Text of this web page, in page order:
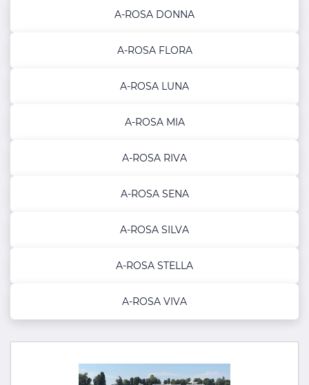
A-ROSA DONNA
A-ROSA FLORA
A-ROSA LUNA
A-ROSA MIA
A-ROSA RIVA
A-ROSA SENA
A-ROSA SILVA
A-ROSA STELLA
A-ROSA VIVA